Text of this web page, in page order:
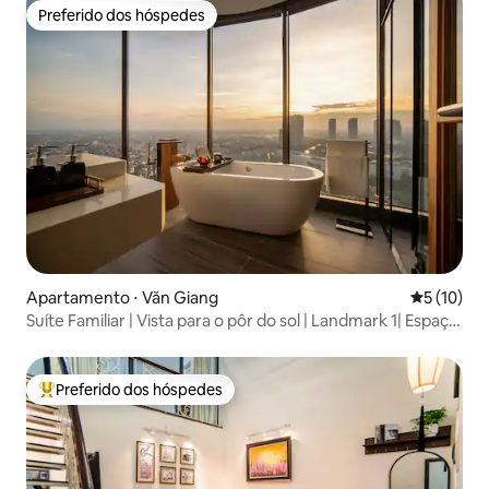
Preferido dos hóspedes
Preferido dos hóspedes
Apartamento ⋅ Văn Giang 5 de uma
5 (10)
Suíte Familiar | Vista para o pôr do sol | Landmark 1| Espaço
Entre os melhores preferidos dos hóspedes
Preferido dos hóspedes